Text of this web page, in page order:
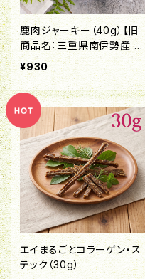
鹿肉ジャーキー（40g）【旧
商品名：三重県南伊勢産 鹿
肉ジャーキー】
¥930
エイまるごとコラーゲン・ス
テック（30g）